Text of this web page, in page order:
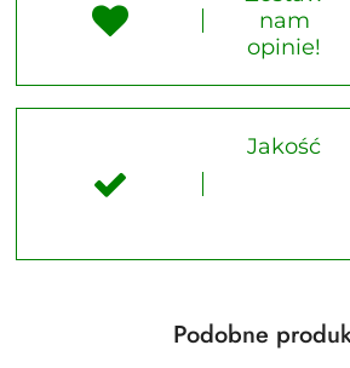
nam
opinie!
Jakość
Pomiń karuzelę produktów
Produkty
Podobne